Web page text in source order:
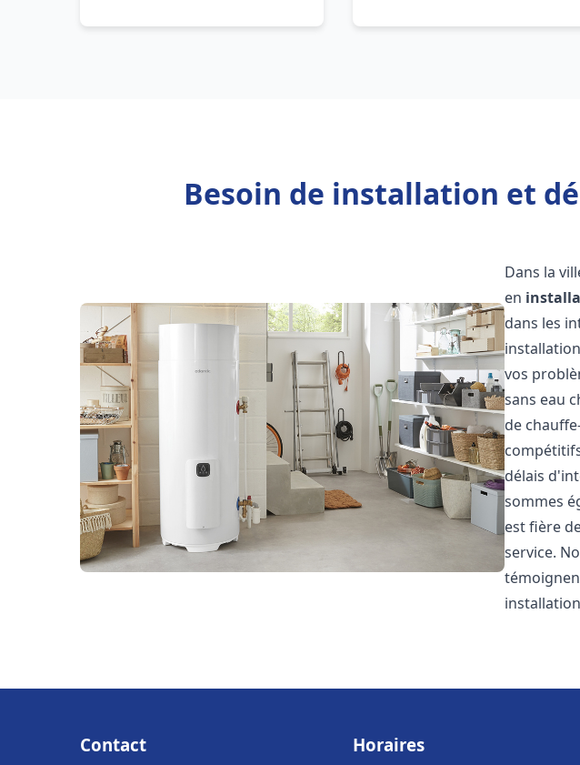
Besoin de installation et
Dans la
en
dans les
vos
sans eau
de
délais
sommes
est fière
service.
Contact Horaires